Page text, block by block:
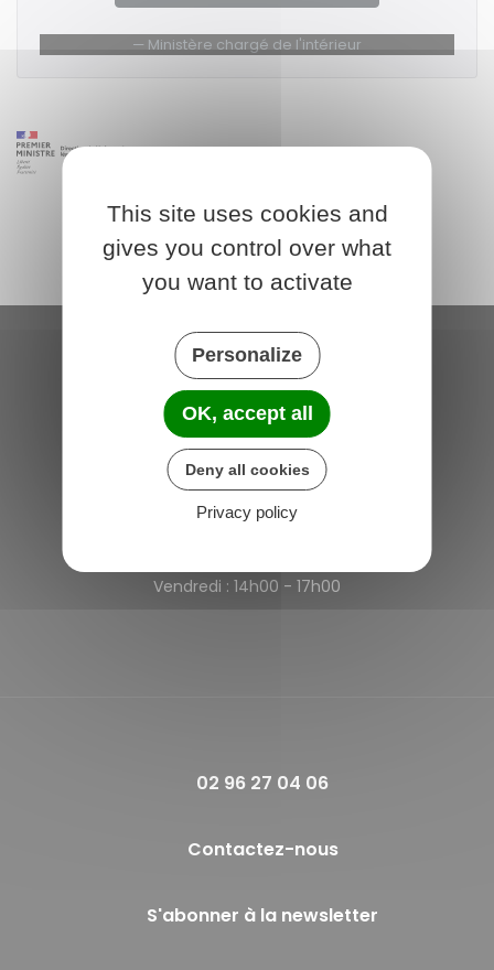
Ministère chargé de l'intérieur
Saint-Michel-de-Plélan
4 rue des Terre Neuvas
22980 Saint-Michel-de-Plélan
France
Horaires de la mairie
Vendredi : 14h00 - 17h00
02 96 27 04 06
Contactez-nous
S'abonner à la newsletter
This site uses cookies and
gives you control over what
you want to activate
Personalize
OK, accept all
Deny all cookies
Privacy policy